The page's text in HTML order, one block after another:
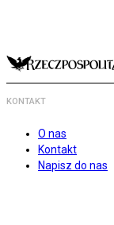
KONTAKT
O nas
Kontakt
Napisz do nas